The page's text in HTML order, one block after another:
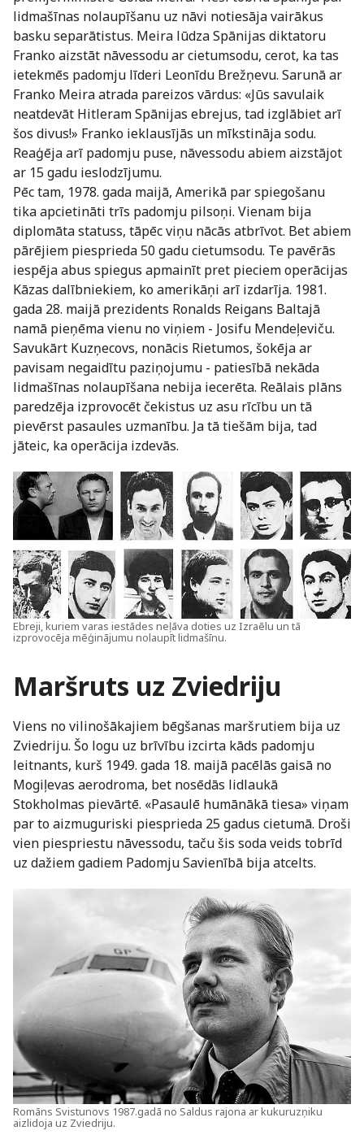
lidmašīnas nolaupīšanu uz nāvi notiesāja vairākus
basku separātistus. Meira lūdza Spānijas diktatoru
Franko aizstāt nāvessodu ar cietumsodu, cerot, ka tas
ietekmēs padomju līderi Leonīdu Brežņevu. Sarunā ar
Franko Meira atrada pareizos vārdus: «Jūs savulaik
neatdevāt Hitleram Spānijas ebrejus, tad izglābiet arī
šos divus!» Franko ieklausījās un mīkstināja sodu.
Reaģēja arī padomju puse, nāvessodu abiem aizstājot
ar 15 gadu ieslodzījumu.
Pēc tam, 1978. gada maijā, Amerikā par spiegošanu
tika apcietināti trīs padomju pilsoņi. Vienam bija
diplomāta statuss, tāpēc viņu nācās atbrīvot. Bet abiem
pārējiem piesprieda 50 gadu cietumsodu. Te pavērās
iespēja abus spiegus apmainīt pret pieciem operācijas
Kāzas dalībniekiem, ko amerikāņi arī izdarīja. 1981.
gada 28. maijā prezidents Ronalds Reigans Baltajā
namā pieņēma vienu no viņiem - Josifu Mendeļeviču.
Savukārt Kuzņecovs, nonācis Rietumos, šokēja ar
pavisam negaidītu paziņojumu - patiesībā nekāda
lidmašīnas nolaupīšana nebija iecerēta. Reālais plāns
paredzēja izprovocēt čekistus uz asu rīcību un tā
pievērst pasaules uzmanību. Ja tā tiešām bija, tad
jāteic, ka operācija izdevās.
Ebreji, kuriem varas iestādes neļāva doties uz Izraēlu un tā
izprovocēja mēģinājumu nolaupīt lidmašīnu.
Maršruts uz Zviedriju
Viens no vilinošākajiem bēgšanas maršrutiem bija uz
Zviedriju. Šo logu uz brīvību izcirta kāds padomju
leitnants, kurš 1949. gada 18. maijā pacēlās gaisā no
Mogiļevas aerodroma, bet nosēdās lidlaukā
Stokholmas pievārtē. «Pasaulē humānākā tiesa» viņam
par to aizmuguriski piesprieda 25 gadus cietumā. Droši
vien piespriestu nāvessodu, taču šis soda veids tobrīd
uz dažiem gadiem Padomju Savienībā bija atcelts.
Romāns Svistunovs 1987.gadā no Saldus rajona ar kukuruzņiku
aizlidoja uz Zviedriju.